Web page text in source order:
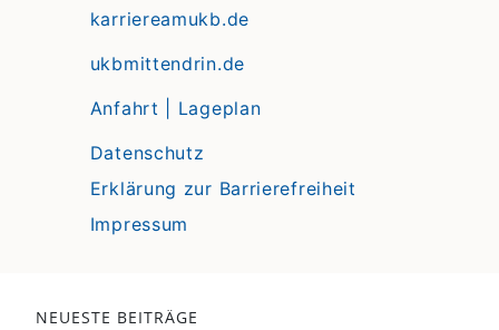
karriereamukb.de
ukbmittendrin.de
Anfahrt | Lageplan
Datenschutz
Erklärung zur Barrierefreiheit
Impressum
NEUESTE BEITRÄGE